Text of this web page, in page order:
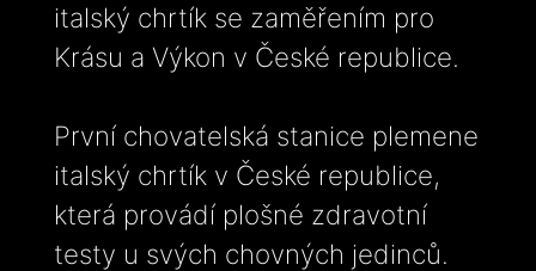
italský chrtík se zaměřením pro
Krásu a Výkon v České republice.
První chovatelská stanice plemene
italský chrtík v České republice,
která provádí plošné zdravotní
testy u svých chovných jedinců.